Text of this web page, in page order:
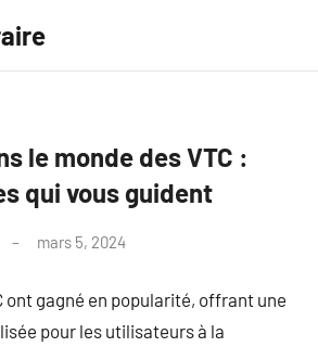
le monde des VTC :
qui vous guident
mars 5, 2024
ont gagné en popularité, offrant une
pour les utilisateurs à la